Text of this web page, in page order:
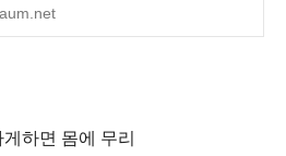
게하면 몸에 무리